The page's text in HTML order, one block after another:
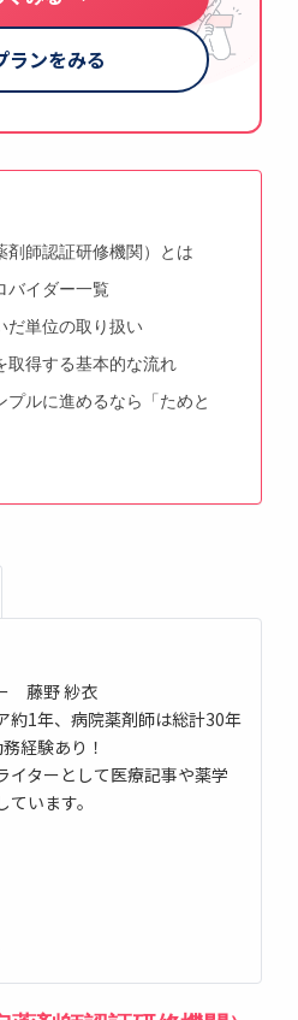
ランをみる
剤師認証研修機関）とは
バイダー一覧
だ単位の取り扱い
取得する基本的な流れ
プルに進めるなら「ためと
藤野 紗衣
約1年、病院薬剤師は総計30年
経験あり！
イターとして医療記事や薬学
います。